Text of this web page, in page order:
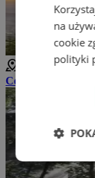
Centrum
na
cookie
polityki